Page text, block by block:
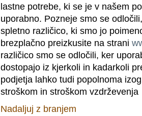
lastne potrebe, ki se je v našem
uporabno. Pozneje smo se
spletno različico, ki smo jo
brezplačno preizkusite na strani
različico smo se odločili, ker
dostopajo iz kjerkoli in kadarkoli
podjetja lahko tudi popolnoma
stroškom in stroškom
Nadaljuj z branjem